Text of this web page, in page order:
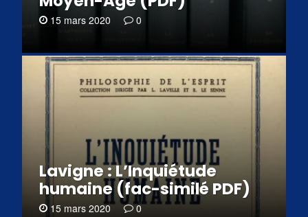
15 mars 2020 0
Lavigne : L’Inquiétude
humaine (fac-similé PDF)
15 mars 2020 0